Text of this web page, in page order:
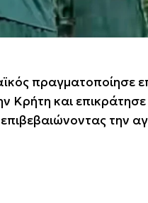
πραγματοποίησε
Κρήτη και
την